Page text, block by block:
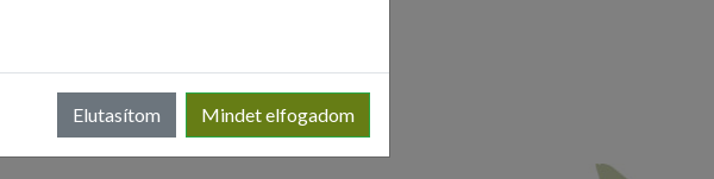
Elutasítom Mindet elfogadom